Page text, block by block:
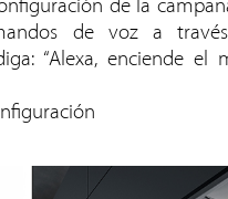
de la
de voz a
“Alexa, enciende el